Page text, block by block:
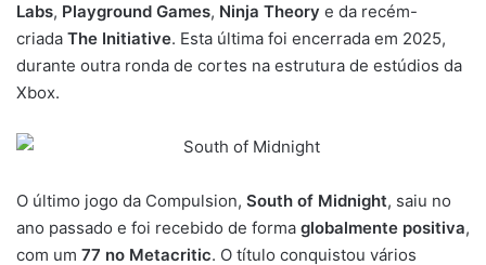
Labs, Playground Games, Ninja Theory e da recém-
criada The Initiative. Esta última foi encerrada em 2025,
durante outra ronda de cortes na estrutura de estúdios da
Xbox.
O último jogo da Compulsion, South of Midnight, saiu no
ano passado e foi recebido de forma globalmente positiva,
com um 77 no Metacritic. O título conquistou vários